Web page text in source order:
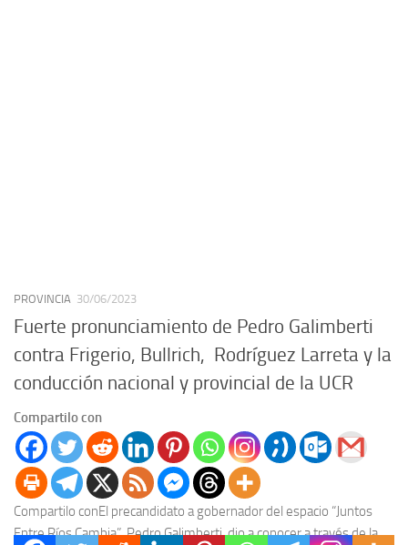
PROVINCIA 30/06/2023
Fuerte pronunciamiento de Pedro Galimberti
contra Frigerio, Bullrich, Rodríguez Larreta y la
conducción nacional y provincial de la UCR
Compartilo con
Compartilo conEl precandidato a gobernador del espacio “Juntos
Entre Ríos Cambia”, Pedro Galimberti, dio a conocer a través de la